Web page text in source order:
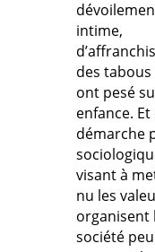
intime,
des tabous
ont pesé
enfance. Et
démarche
visant à
nu les
organisent
société